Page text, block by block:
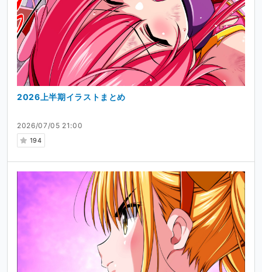
2026/07/05 21:00
194
2026上半期イラストまとめ